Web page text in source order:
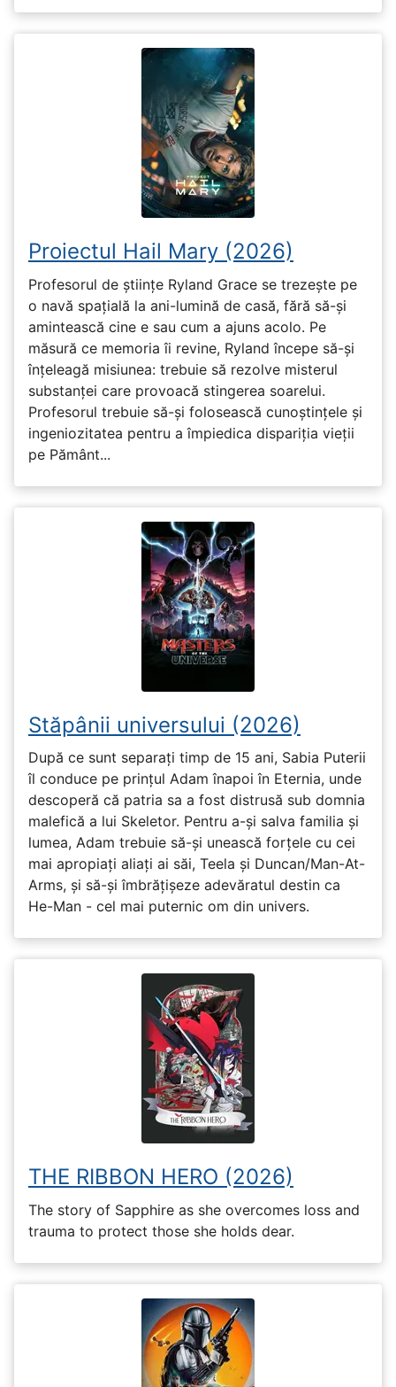
Proiectul Hail Mary (2026)
Profesorul de științe Ryland Grace se trezește pe
o navă spațială la ani-lumină de casă, fără să-și
amintească cine e sau cum a ajuns acolo. Pe
măsură ce memoria îi revine, Ryland începe să-și
înțeleagă misiunea: trebuie să rezolve misterul
substanței care provoacă stingerea soarelui.
Profesorul trebuie să-și folosească cunoștințele și
ingeniozitatea pentru a împiedica dispariția vieții
pe Pământ...
Stăpânii universului (2026)
După ce sunt separați timp de 15 ani, Sabia Puterii
îl conduce pe prințul Adam înapoi în Eternia, unde
descoperă că patria sa a fost distrusă sub domnia
malefică a lui Skeletor. Pentru a-și salva familia și
lumea, Adam trebuie să-și unească forțele cu cei
mai apropiați aliați ai săi, Teela și Duncan/Man-At-
Arms, și să-și îmbrățișeze adevăratul destin ca
He-Man - cel mai puternic om din univers.
THE RIBBON HERO (2026)
The story of Sapphire as she overcomes loss and
trauma to protect those she holds dear.